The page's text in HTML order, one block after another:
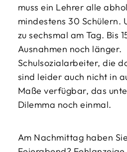
muss ein Lehrer alle
mindestens 30 Schülern.
zu sechsmal am Tag. Bis
Ausnahmen noch länger.
Schulsozialarbeiter, die
sind leider auch nicht in
Maße verfügbar, das
Dilemma noch einmal.
Am Nachmittag haben